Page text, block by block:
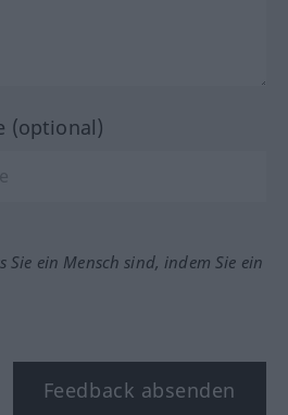
(optional)
Sie ein Mensch sind, indem Sie ein
Feedback absenden